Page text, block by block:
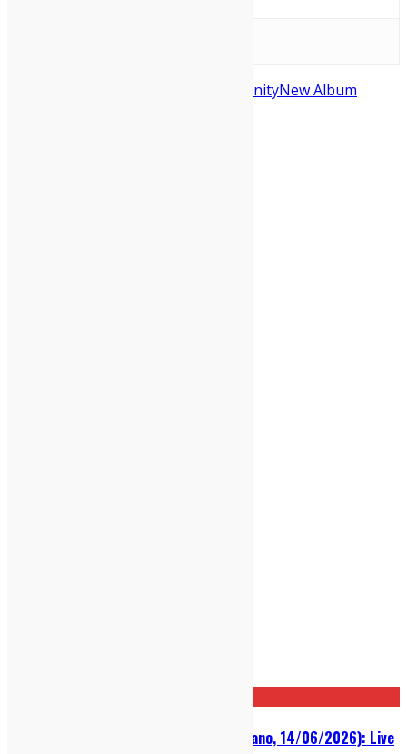
Double InfinityNew Album
Big Thief @ Circolo Magnolia (Milano, 14/06/2026): Live